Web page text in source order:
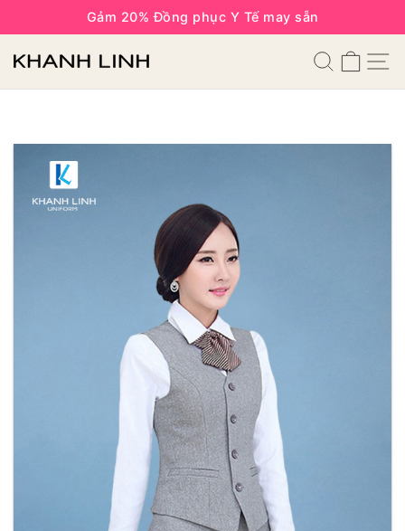
Gảm 20% Đồng phục Y Tế may sẵn